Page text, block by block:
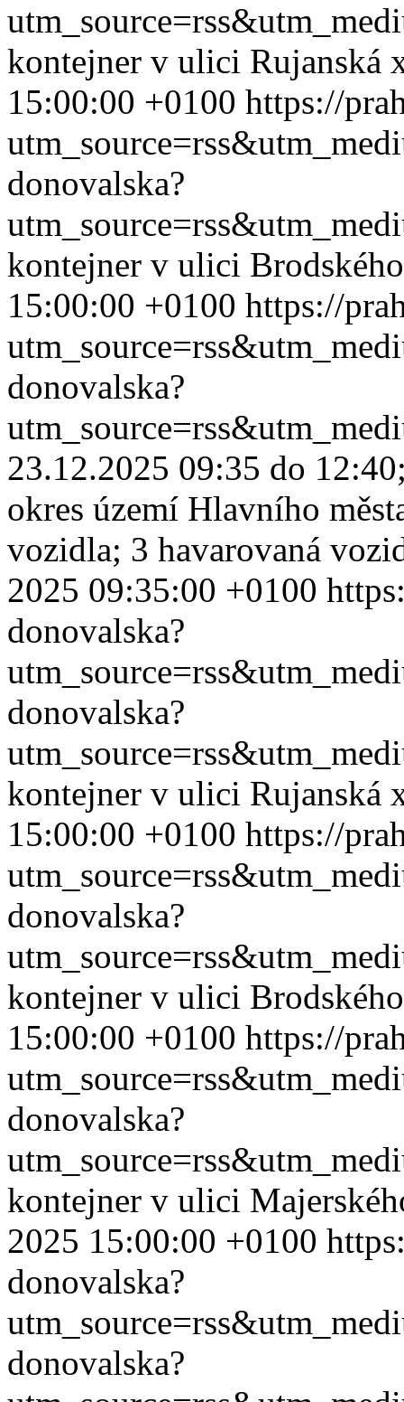
kontejner v ulici Rujanská
15:00:00 +0100 https://
donovalska?
kontejner v ulici
15:00:00 +0100 https://
donovalska?
23.12.2025 09:35 do
okres území Hlavního
vozidla; 3 havarovaná
2025 09:35:00 +0100
donovalska?
donovalska?
kontejner v ulici Rujanská
15:00:00 +0100 https://
donovalska?
kontejner v ulici
15:00:00 +0100 https://
donovalska?
kontejner v ulici
2025 15:00:00 +0100
donovalska?
donovalska?